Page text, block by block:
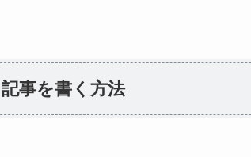
事を書く方法